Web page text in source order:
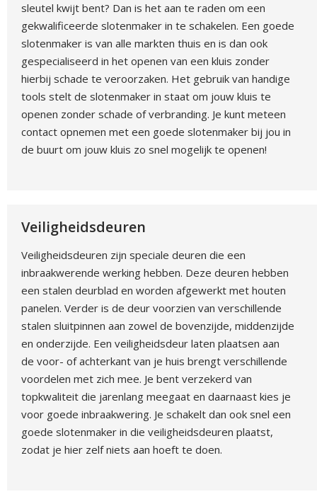
sleutel kwijt bent? Dan is het aan te raden om een
gekwalificeerde slotenmaker in te schakelen. Een goede
slotenmaker is van alle markten thuis en is dan ook
gespecialiseerd in het openen van een kluis zonder
hierbij schade te veroorzaken. Het gebruik van handige
tools stelt de slotenmaker in staat om jouw kluis te
openen zonder schade of verbranding. Je kunt meteen
contact opnemen met een goede slotenmaker bij jou in
de buurt om jouw kluis zo snel mogelijk te openen!
Veiligheidsdeuren
Veiligheidsdeuren zijn speciale deuren die een
inbraakwerende werking hebben. Deze deuren hebben
een stalen deurblad en worden afgewerkt met houten
panelen. Verder is de deur voorzien van verschillende
stalen sluitpinnen aan zowel de bovenzijde, middenzijde
en onderzijde. Een veiligheidsdeur laten plaatsen aan
de voor- of achterkant van je huis brengt verschillende
voordelen met zich mee. Je bent verzekerd van
topkwaliteit die jarenlang meegaat en daarnaast kies je
voor goede inbraakwering. Je schakelt dan ook snel een
goede slotenmaker in die veiligheidsdeuren plaatst,
zodat je hier zelf niets aan hoeft te doen.